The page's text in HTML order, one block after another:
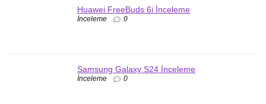
Huawei FreeBuds 6i İnceleme
İnceleme 0
Samsung Galaxy S24 İnceleme
İnceleme 0